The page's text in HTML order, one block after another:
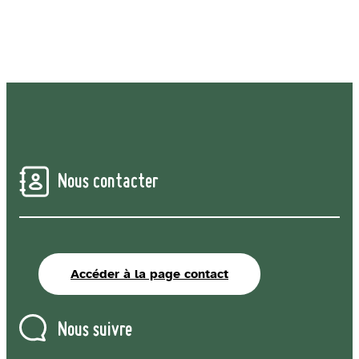
Nous contacter
Accéder à la page contact
Nous suivre